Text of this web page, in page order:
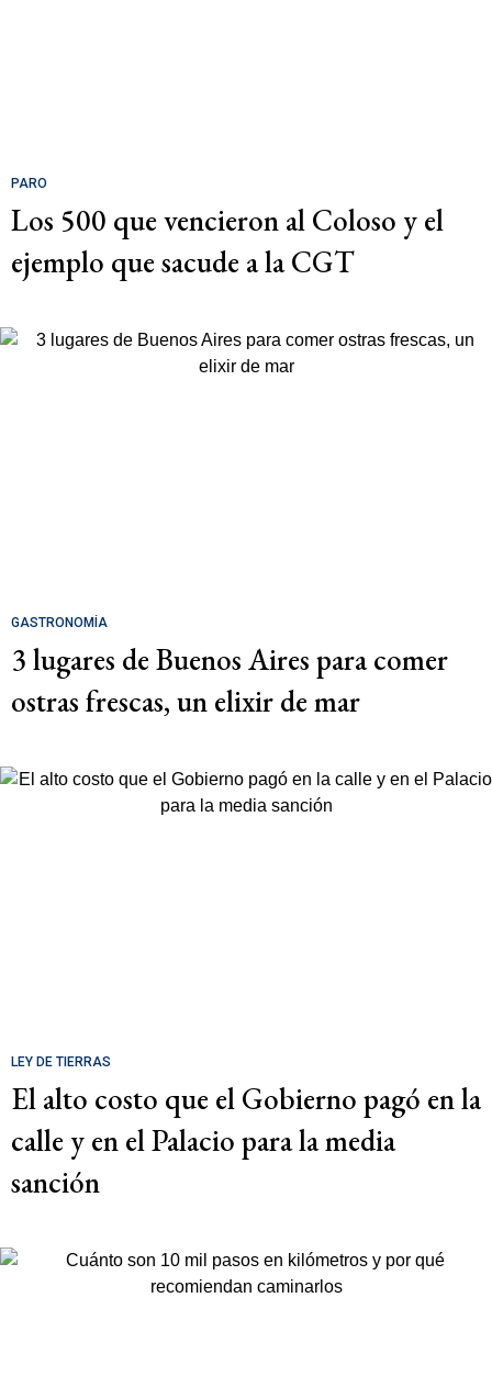
PARO
Los 500 que vencieron al Coloso y el
ejemplo que sacude a la CGT
GASTRONOMÍA
3 lugares de Buenos Aires para comer
ostras frescas, un elixir de mar
LEY DE TIERRAS
El alto costo que el Gobierno pagó en la
calle y en el Palacio para la media
sanción